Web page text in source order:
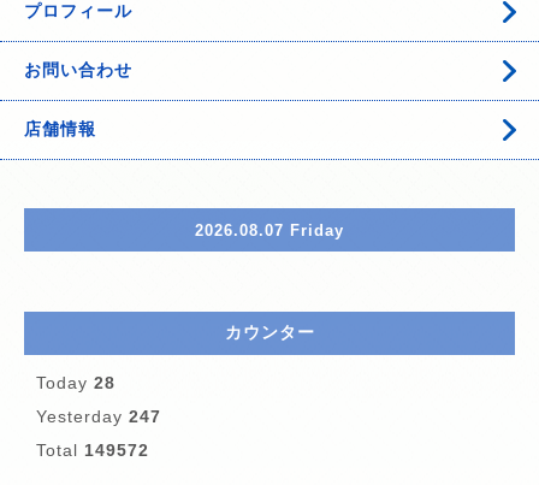
プロフィール
お問い合わせ
店舗情報
2026.08.07 Friday
カウンター
Today 28
Yesterday 247
Total 149572